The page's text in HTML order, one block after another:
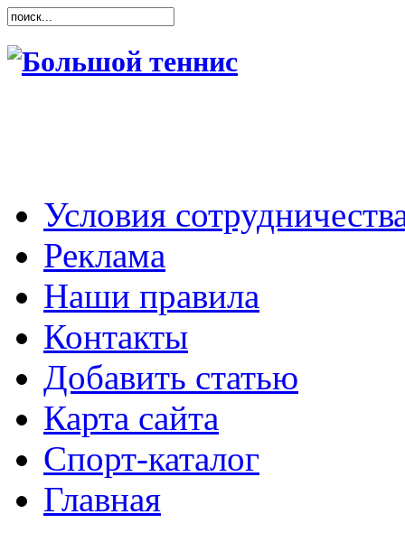
Условия
Реклама
Наши правила
Контакты
Добавить статью
Карта сайта
Спорт-каталог
Главная